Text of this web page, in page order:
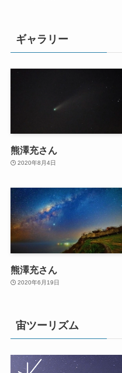
ギャラリー
熊澤充さん
2020年8月4日
熊澤充さん
2020年6月19日
宙ツーリズム